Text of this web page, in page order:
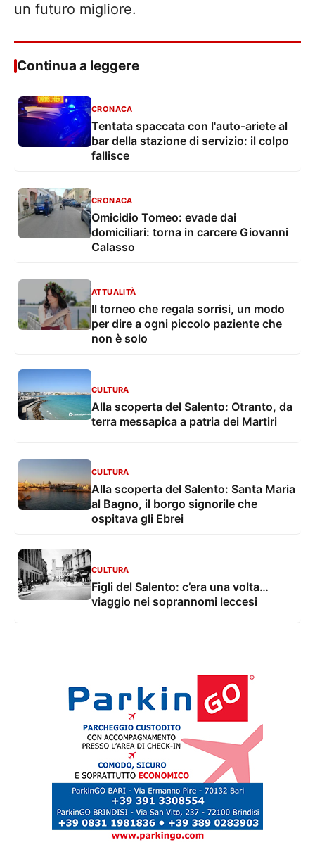
un futuro migliore.
Continua a leggere
CRONACA
Tentata spaccata con l'auto-ariete al
bar della stazione di servizio: il colpo
fallisce
CRONACA
Omicidio Tomeo: evade dai
domiciliari: torna in carcere Giovanni
Calasso
ATTUALITÀ
Il torneo che regala sorrisi, un modo
per dire a ogni piccolo paziente che
non è solo
CULTURA
Alla scoperta del Salento: Otranto, da
terra messapica a patria dei Martiri
CULTURA
Alla scoperta del Salento: Santa Maria
al Bagno, il borgo signorile che
ospitava gli Ebrei
CULTURA
Figli del Salento: c’era una volta…
viaggio nei soprannomi leccesi